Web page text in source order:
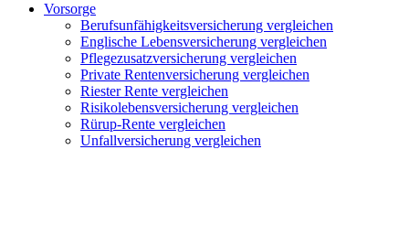
Vorsorge
Berufsunfähigkeitsversicherung vergleichen
Englische Lebensversicherung vergleichen
Pflegezusatzversicherung vergleichen
Private Rentenversicherung vergleichen
Riester Rente vergleichen
Risikolebensversicherung vergleichen
Rürup-Rente vergleichen
Unfallversicherung vergleichen